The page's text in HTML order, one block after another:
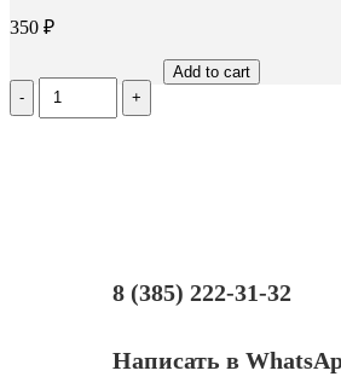
350 ₽
Количество
Дозирующее
Add to cart
8 (385) 222-31-32
Написать в